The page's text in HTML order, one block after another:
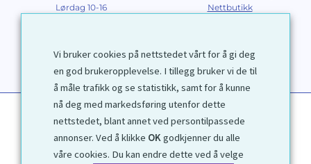
Lørdag 10-16
Nettbutikk
Kontakt
Vi bruker cookies på nettstedet vårt for å gi deg
en god brukeropplevelse. I tillegg bruker vi de til
å måle trafikk og se statistikk, samt for å kunne
nå deg med markedsføring utenfor dette
nettstedet, blant annet ved persontilpassede
annonser. Ved å klikke OKgodkjenner du alle
våre cookies. Du kan endre dette ved å velge